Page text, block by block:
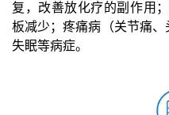
复，改善放化疗的副作用
板减少；疼痛病（关节痛、
失眠等病症。